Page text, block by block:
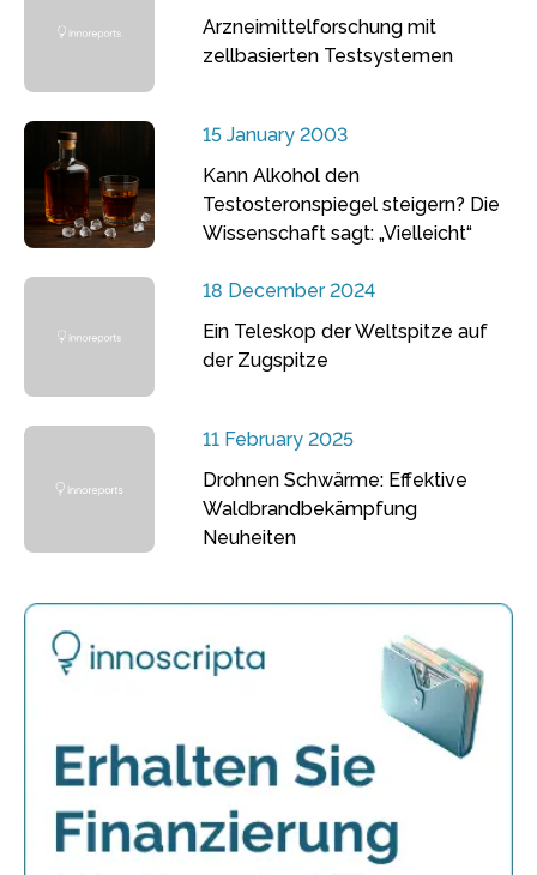
Arzneimittelforschung mit
zellbasierten Testsystemen
15 January 2003
Kann Alkohol den
Testosteronspiegel steigern? Die
Wissenschaft sagt: „Vielleicht“
18 December 2024
Ein Teleskop der Weltspitze auf
der Zugspitze
11 February 2025
Drohnen Schwärme: Effektive
Waldbrandbekämpfung
Neuheiten